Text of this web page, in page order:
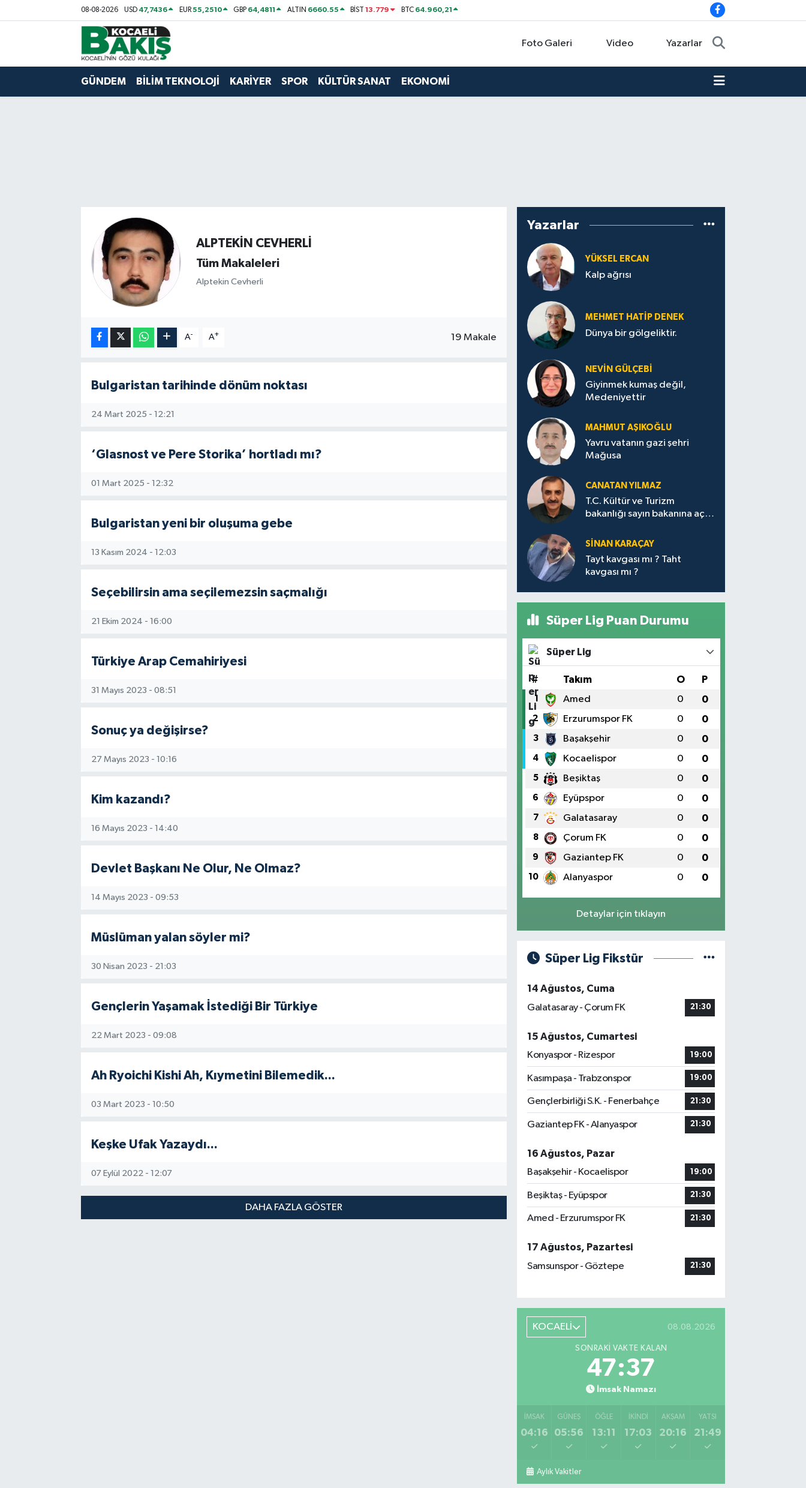
08-08-2026 USD 47,7436 EUR55,2510 GBP 64,4811 ALTIN 6660.55 BİST13.779 BTC 64.960,21
Foto Galeri Video Yazarlar
GÜNDEM BİLİM TEKNOLOJİ KARİYER SPOR KÜLTÜR SANAT EKONOMİ
ALPTEKİN CEVHERLİ
Tüm Makaleleri
Alptekin Cevherli
A- A+ 19 Makale
Bulgaristan tarihinde dönüm noktası
24 Mart 2025 - 12:21
‘Glasnost ve Pere Storika’ hortladı mı?
01 Mart 2025 - 12:32
Bulgaristan yeni bir oluşuma gebe
13 Kasım 2024 - 12:03
Seçebilirsin ama seçilemezsin saçmalığı
21 Ekim 2024 - 16:00
Türkiye Arap Cemahiriyesi
31 Mayıs 2023 - 08:51
Sonuç ya değişirse?
27 Mayıs 2023 - 10:16
Kim kazandı?
16 Mayıs 2023 - 14:40
Devlet Başkanı Ne Olur, Ne Olmaz?
14 Mayıs 2023 - 09:53
Müslüman yalan söyler mi?
30 Nisan 2023 - 21:03
Gençlerin Yaşamak İstediği Bir Türkiye
22 Mart 2023 - 09:08
Ah Ryoichi Kishi Ah, Kıymetini Bilemedik...
03 Mart 2023 - 10:50
Keşke Ufak Yazaydı...
07 Eylül 2022 - 12:07
DAHA FAZLA GÖSTER
Yazarlar
YÜKSEL ERCAN
Kalp ağrısı
MEHMET HATİP DENEK
Dünya bir gölgeliktir.
NEVİN GÜLÇEBİ
Giyinmek kumaş değil,
Medeniyettir
MAHMUT AŞIKOĞLU
Yavru vatanın gazi şehri
Mağusa
CANATAN YILMAZ
T.C. Kültür ve Turizm
bakanlığı sayın bakanına açık
SİNAN KARAÇAY
Tayt kavgası mı ? Taht
kavgası mı ?
Süper Lig Puan Durumu
Süper Lig
# Takım O P
1 Amed 0 0
2 Erzurumspor FK 0 0
3 Başakşehir 0 0
4 Kocaelispor 0 0
5 Beşiktaş 0 0
6 Eyüpspor 0 0
7 Galatasaray 0 0
8 Çorum FK 0 0
9 Gaziantep FK 0 0
10 Alanyaspor 0 0
Detaylar için tıklayın
Süper Lig Fikstür
14 Ağustos, Cuma
Galatasaray - Çorum FK
21:30
15 Ağustos, Cumartesi
Konyaspor - Rizespor
19:00
Kasımpaşa - Trabzonspor 19:00
Gençlerbirliği S.K. - Fenerbahçe 21:30
Gaziantep FK - Alanyaspor 21:30
16 Ağustos, Pazar
Başakşehir - Kocaelispor
19:00
Beşiktaş - Eyüpspor 21:30
Amed - Erzurumspor FK 21:30
17 Ağustos, Pazartesi
Samsunspor - Göztepe
21:30
KOCAELİ 08.08.2026
SONRAKI VAKTE KALAN
47:36
İmsak Namazı
İMSAK
04:16
GÜNEŞ
05:56
ÖĞLE
13:11
İKINDI
17:03
AKŞAM
20:16
YATSI
21:49
Aylık Vakitler
Kocaeli Nöbetçi Eczaneler
Kocaeli Hava Durumu